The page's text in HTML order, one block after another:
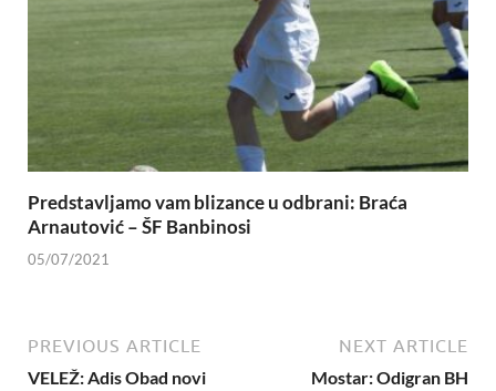
Predstavljamo vam blizance u odbrani: Braća
Arnautović – ŠF Banbinosi
05/07/2021
PREVIOUS ARTICLE
VELEŽ: Adis Obad novi
NEXT ARTICLE
Mostar: Odigran BH